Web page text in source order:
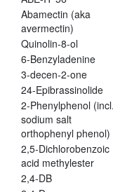
Abamectin (aka
avermectin)
Quinolin-8-ol
6-Benzyladenine
3-decen-2-one
24-Epibrassinolide
2-Phenylphenol (incl.
sodium salt
orthophenyl phenol)
2,5-Dichlorobenzoic
acid methylester
2,4-DB